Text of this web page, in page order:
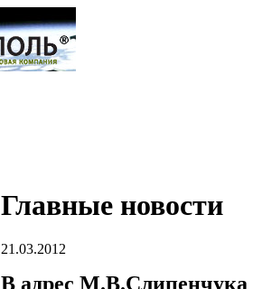
Главные новости
21.03.2012
В адрес М.В.Слипенчука